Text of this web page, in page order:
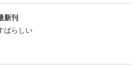
新刊
ばらしい